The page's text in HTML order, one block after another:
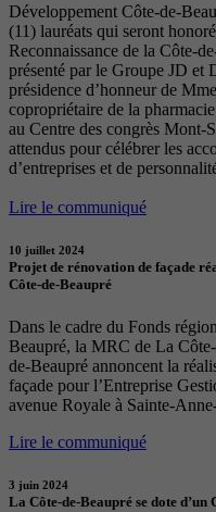
Développement Côte-de-
(11) lauréats qui seront
Reconnaissance de la Côte-
présenté par le Groupe JD et
présidence d’honneur de
copropriétaire de la
au Centre des congrès
attendus pour célébrer les
d’entreprises et de
Lire le communiqué
10 juillet 2024
Projet de rénovation de façade
Côte-de-Beaupré
Dans le cadre du Fonds
Beaupré, la MRC de La
de-Beaupré annoncent la
façade pour l’Entreprise
avenue Royale à Sainte-
Lire le communiqué
3 juin 2024
La Côte-de-Beaupré se dote